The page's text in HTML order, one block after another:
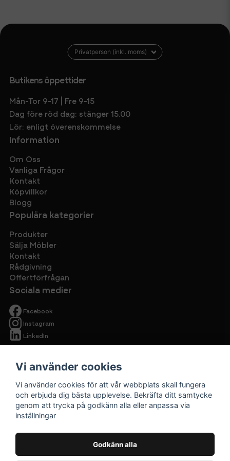
Butikens öppettider
Mån-Tor 9-17 | Fre 9-15
Dag före röd dag: stänger 15.00
Lör: enligt överenskommelse
Information
Om Oss
Vanliga Frågor
Kontakt
Köpvillkor
Blogg
Populära kategorier
Produkter
Sälja Möbler
Kontakt
Rådgivning
Offertförfrågan
Sociala medier
Facebook
Instagram
LinkedIn
Begagnade
Cirkulärt ska
vara prisvärt.
Vi använder cookies
Vi använder cookies för att vår webbplats skall fungera
och erbjuda dig bästa upplevelse. Bekräfta ditt samtycke
genom att trycka på godkänn alla eller anpassa via
inställningar
Godkänn alla